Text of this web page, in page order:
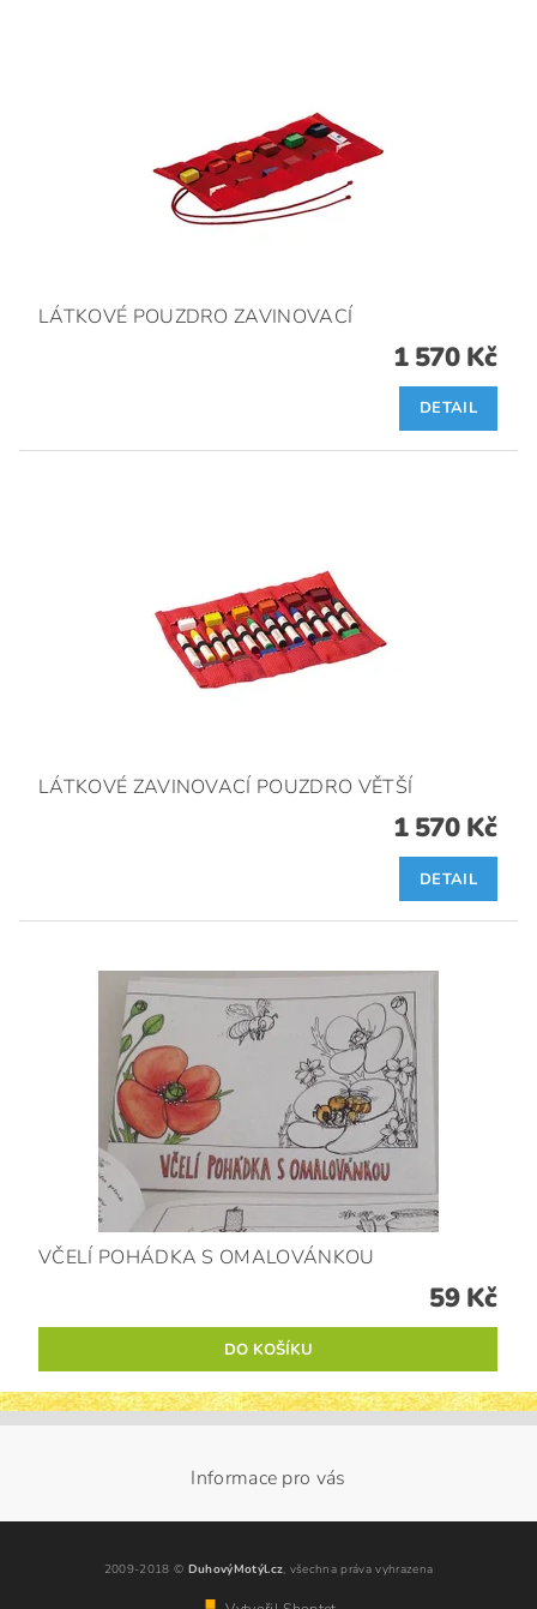
LÁTKOVÉ POUZDRO ZAVINOVACÍ
1 570 Kč
DETAIL
LÁTKOVÉ ZAVINOVACÍ POUZDRO VĚTŠÍ
1 570 Kč
DETAIL
VČELÍ POHÁDKA S OMALOVÁNKOU
59 Kč
Informace pro vás
2009-2018 © DuhovýMotýl.cz, všechna práva vyhrazena